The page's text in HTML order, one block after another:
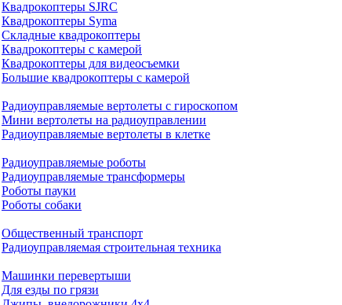
Квадрокоптеры SJRC
Квадрокоптеры Syma
Складные квадрокоптеры
Квадрокоптеры с камерой
Квадрокоптеры для видеосъемки
Большие квадрокоптеры с камерой
Радиоуправляемые вертолеты с гироскопом
Мини вертолеты на радиоуправлении
Радиоуправляемые вертолеты в клетке
Радиоуправляемые роботы
Радиоуправляемые трансформеры
Роботы пауки
Роботы собаки
Общественный транспорт
Радиоуправляемая строительная техника
Машинки перевертыши
Для езды по грязи